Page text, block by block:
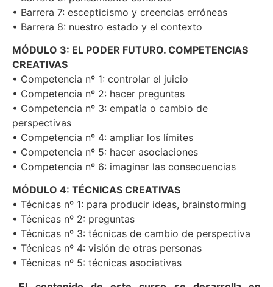
• Barrera 7: escepticismo y creencias erróneas
• Barrera 8: nuestro estado y el contexto
MÓDULO 3: EL PODER FUTURO. COMPETENCIAS
CREATIVAS
• Competencia nº 1: controlar el juicio
• Competencia nº 2: hacer preguntas
• Competencia nº 3: empatía o cambio de
perspectivas
• Competencia nº 4: ampliar los límites
• Competencia nº 5: hacer asociaciones
• Competencia nº 6: imaginar las consecuencias
MÓDULO 4: TÉCNICAS CREATIVAS
• Técnicas nº 1: para producir ideas, brainstorming
• Técnicas nº 2: preguntas
• Técnicas nº 3: técnicas de cambio de perspectiva
• Técnicas nº 4: visión de otras personas
• Técnicas nº 5: técnicas asociativas